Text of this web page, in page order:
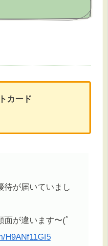
カード
待が届いていまし
面が違います〜(ﾟ
H9ANf11GI5